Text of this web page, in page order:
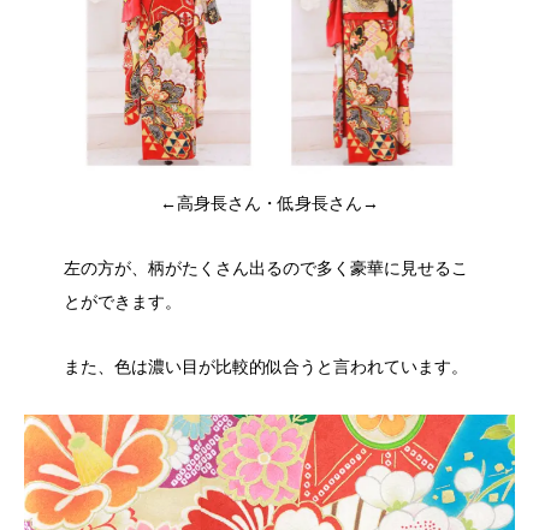
←高身長さん・低身長さん→
左の方が、柄がたくさん出るので多く豪華に見せるこ
とができます。
また、色は濃い目が比較的似合うと言われています。